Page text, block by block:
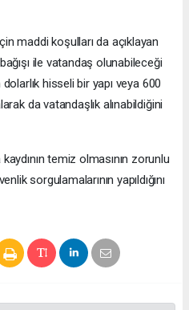
maddi koşulları da açıklayan
ile vatandaş olunabileceği
hisseli bir yapı veya 600
da vatandaşlık alınabildiğini
temiz olmasının zorunlu
sorgulamalarının yapıldığını